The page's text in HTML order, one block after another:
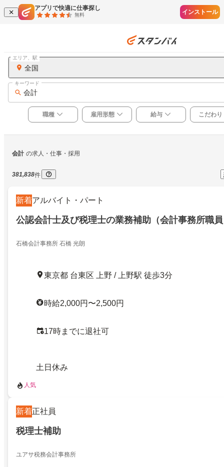
アプリで快適に仕事探し
無料 インストール
全国
エリア、駅
会計
キーワード
職種 雇用形態 給与 こだわり
会計 の求人・仕事・採用
381,838件
新着アルバイト・パート
公認会計士及び税理士の業務補助（会計事務所職
石橋会計事務所 石橋 光朗
東京都 台東区 上野 / 上野駅 徒歩3分
時給2,000円〜2,500円
17時までに退社可
土日休み
人気
新着正社員
税理士補助
ユアサ税務会計事務所